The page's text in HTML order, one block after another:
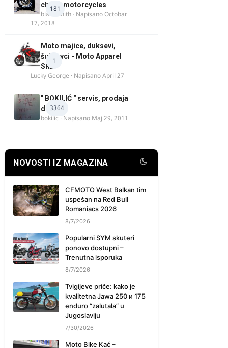
181
chock motorcycles
blacksmith · NapisanoOctobar
17, 2018
1
Moto majice, duksevi,
šuškavci - Moto Apparel
SRB
Lucky George · NapisanoApril 27
3364
" BOKILIĆ " servis, prodaja
delova
bokilic · Napisano Maj 29, 2011
NOVOSTI IZ MAGAZINA
CFMOTO West Balkan tim
uspešan na Red Bull
Romaniacs 2026
8/7/2026
Popularni SYM skuteri
ponovo dostupni –
Trenutna isporuka
8/7/2026
Tvigijeve priče: kako je
kvalitetna Jawa 250 и 175
enduro “zalutala” u
Jugoslaviju
7/30/2026
Moto Bike Kać –